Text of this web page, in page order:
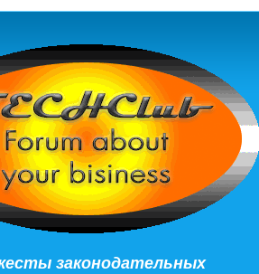
законодательных